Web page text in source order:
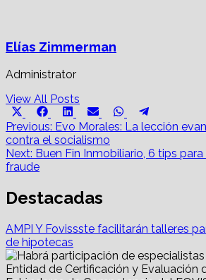
Elías Zimmerman
Administrator
View All Posts
Share
on
(Twitter)
Share
on
Facebook
Share
on
LinkedIn
Share
on
Email
Share
on
WhatsApp
on
Post
navigation
Previous: Evo Morales: La lección
contra el socialismo
Next: Buen Fin Inmobiliario, 6 tips
fraude
Destacadas
AMPI Y Fovissste facilitarán talleres
de hipotecas